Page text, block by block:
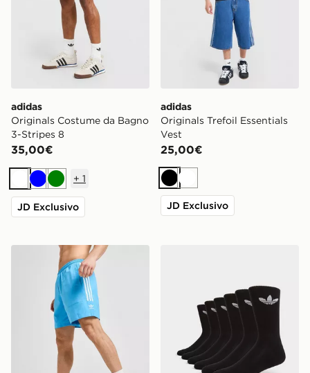
adidas
Originals Costume da Bagno
3-Stripes 8
35,00€
Bianco
BluVerde
+ 1
JD Exclusivo
adidas
Originals Trefoil Essentials
Vest
25,00€
NeroBianco
JD Exclusivo
adidas Originals Costume da Bagno Lock Up